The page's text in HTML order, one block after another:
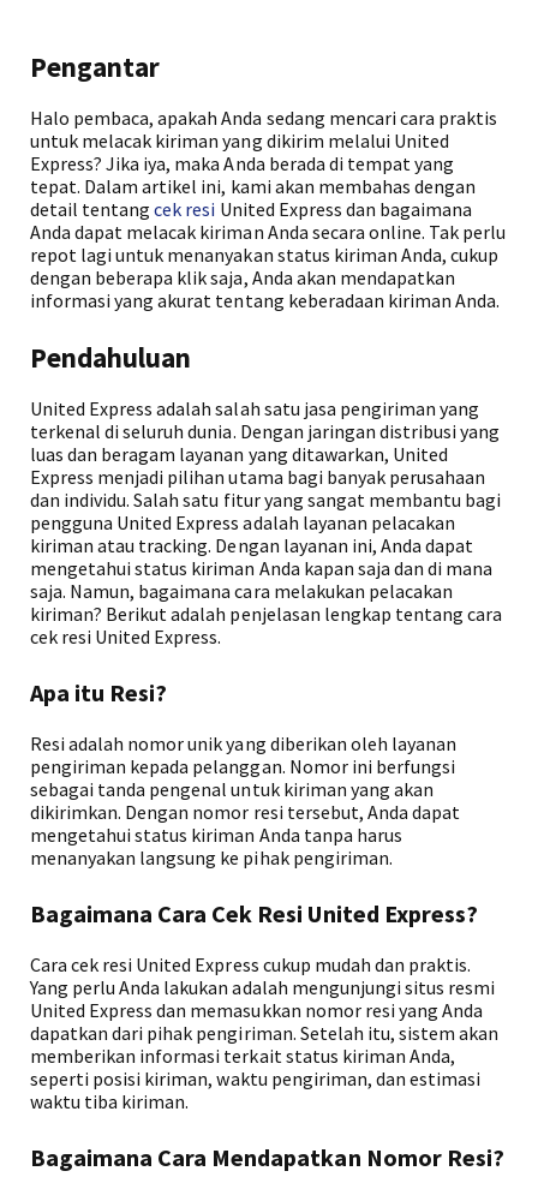
Pengantar
Halo pembaca, apakah Anda sedang mencari cara praktis
untuk melacak kiriman yang dikirim melalui United
Express? Jika iya, maka Anda berada di tempat yang
tepat. Dalam artikel ini, kami akan membahas dengan
detail tentangcek resi United Express dan bagaimana
Anda dapat melacak kiriman Anda secara online. Tak perlu
repot lagi untuk menanyakan status kiriman Anda, cukup
dengan beberapa klik saja, Anda akan mendapatkan
informasi yang akurat tentang keberadaan kiriman Anda.
Pendahuluan
United Express adalah salah satu jasa pengiriman yang
terkenal di seluruh dunia. Dengan jaringan distribusi yang
luas dan beragam layanan yang ditawarkan, United
Express menjadi pilihan utama bagi banyak perusahaan
dan individu. Salah satu fitur yang sangat membantu bagi
pengguna United Express adalah layanan pelacakan
kiriman atau tracking. Dengan layanan ini, Anda dapat
mengetahui status kiriman Anda kapan saja dan di mana
saja. Namun, bagaimana cara melakukan pelacakan
kiriman? Berikut adalah penjelasan lengkap tentang cara
cek resi United Express.
Apa itu Resi?
Resi adalah nomor unik yang diberikan oleh layanan
pengiriman kepada pelanggan. Nomor ini berfungsi
sebagai tanda pengenal untuk kiriman yang akan
dikirimkan. Dengan nomor resi tersebut, Anda dapat
mengetahui status kiriman Anda tanpa harus
menanyakan langsung ke pihak pengiriman.
Bagaimana Cara Cek Resi United Express?
Cara cek resi United Express cukup mudah dan praktis.
Yang perlu Anda lakukan adalah mengunjungi situs resmi
United Express dan memasukkan nomor resi yang Anda
dapatkan dari pihak pengiriman. Setelah itu, sistem akan
memberikan informasi terkait status kiriman Anda,
seperti posisi kiriman, waktu pengiriman, dan estimasi
waktu tiba kiriman.
Bagaimana Cara Mendapatkan Nomor Resi?